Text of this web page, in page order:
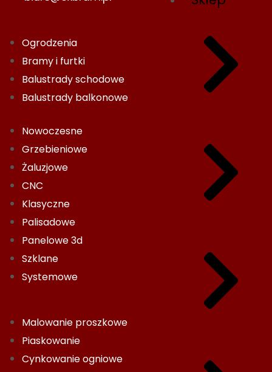
Nowoczesne
Grzebieniowe
Żaluzjowe
CNC
Klasyczne
Palisadowe
Panelowe 3d
Szklane
Systemowe
Ogrodzenia
Bramy i furtki
Balustrady schodowe
Balustrady balkonowe
Malowanie proszkowe
Piaskowanie
Cynkowanie ogniowe